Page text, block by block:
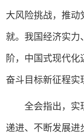
大风险挑战，推动
就。我国经济实力
阶，中国式现代
奋斗目标新征程实
全会指出，实现
递进、不断发展进